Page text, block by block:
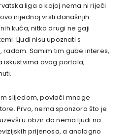
liga o kojoj nema ni riječi
nijednoj vrsti današnjih
kuća, nitko drugi ne gaji
Ljudi nisu upoznati s
Samim tim gube interes,
iskustvima ovog portala,
slijedom, povlači mnoge
Prvo, nema sponzora što je
u obzir da nema ljudi na
prijenosa, a analogno